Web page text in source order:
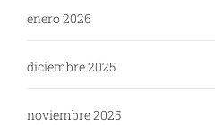
enero 2026
diciembre 2025
noviembre 2025